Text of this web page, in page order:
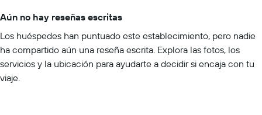
Aún no hay reseñas escritas
Los huéspedes han puntuado este establecimiento, pero nadie
ha compartido aún una reseña escrita. Explora las fotos, los
servicios y la ubicación para ayudarte a decidir si encaja con tu
viaje.